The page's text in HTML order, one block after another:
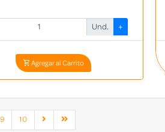
Und. +
Agregar al Carrito
9 10